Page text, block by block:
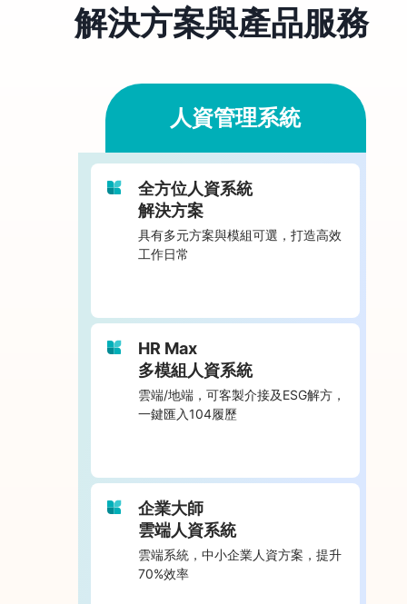
解決方案與產品服務
人資管理系統
全方位人資系統
解決方案
具有多元方案與模組可選，打造高效
工作日常
HR Max
多模組人資系統
雲端/地端，可客製介接及ESG解方，
一鍵匯入104履歷
企業大師
雲端人資系統
雲端系統，中小企業人資方案，提升
70%效率